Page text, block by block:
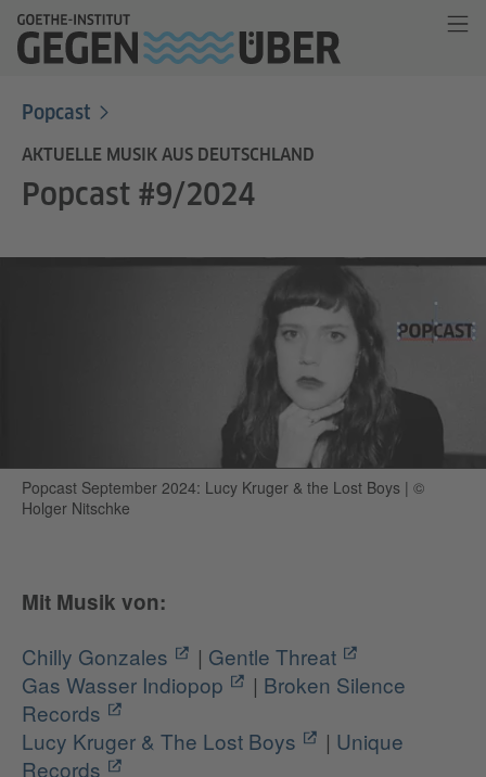
Popcast
AKTUELLE MUSIK AUS DEUTSCHLAND
Popcast #9/2024
Popcast September 2024: Lucy Kruger & the Lost Boys | ©
Holger Nitschke
Mit Musik von:
Chilly Gonzales
| Gentle Threat
Gas Wasser Indiopop
| Broken Silence
Records
Lucy Kruger & The Lost Boys
| Unique
Records